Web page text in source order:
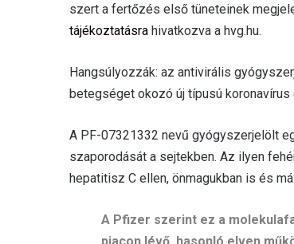
szert a fertőzés első tüneteinek
tájékoztatásra hivatkozva a hvg.hu.
Hangsúlyozzák: az antivirális
betegséget okozó új típusú koronavírus
A PF-07321332 nevű gyógyszerjelölt
szaporodását a sejtekben. Az ilyen
hepatitisz C ellen, önmagukban is és
A Pfizer szerint ez a
piacon lévő, hasonló elven